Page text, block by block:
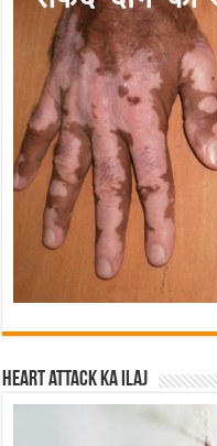
Heart attack ka ilaj